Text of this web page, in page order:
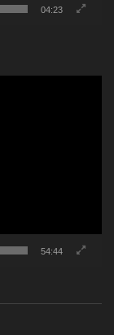
04:23
54:44